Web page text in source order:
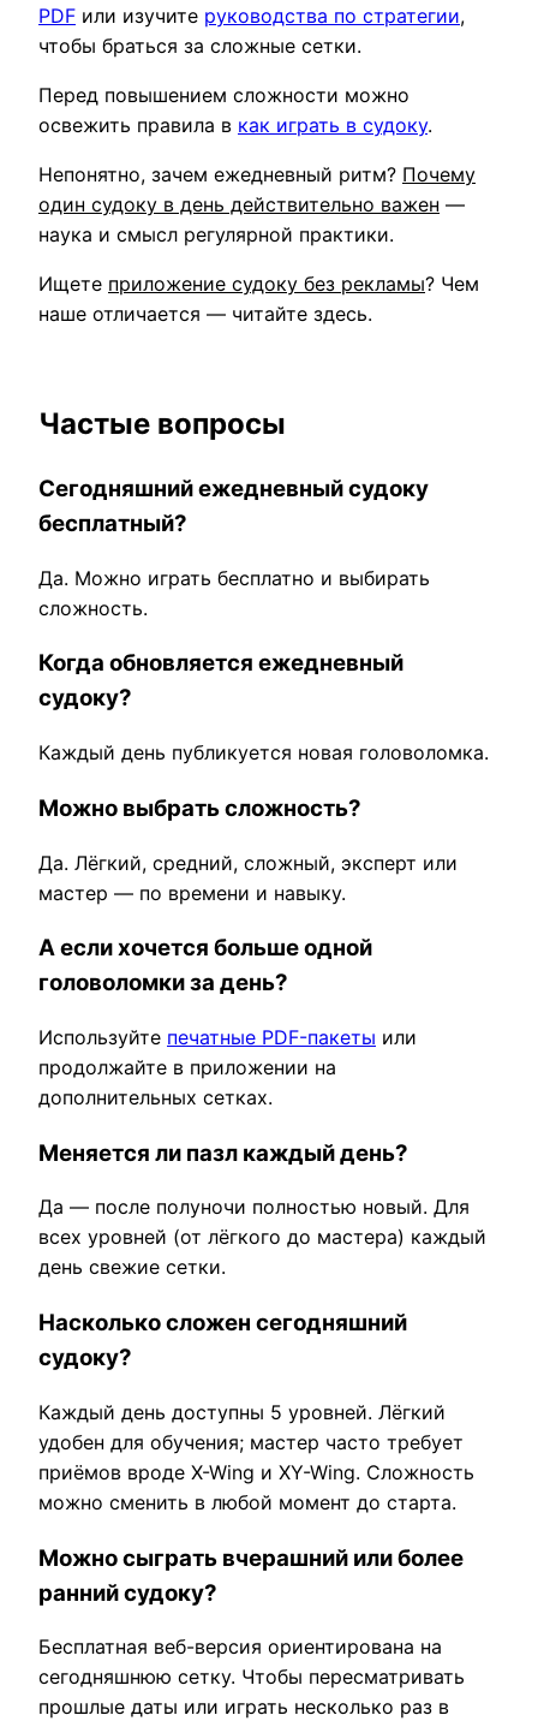
PDF или изучите руководства по стратегии,
чтобы браться за сложные сетки.
Перед повышением сложности можно
освежить правила в как играть в судоку.
Непонятно, зачем ежедневный ритм? Почему
один судоку в день действительно важен —
наука и смысл регулярной практики.
Ищете приложение судоку без рекламы? Чем
наше отличается — читайте здесь.
Частые вопросы
Сегодняшний ежедневный судоку
бесплатный?
Да. Можно играть бесплатно и выбирать
сложность.
Когда обновляется ежедневный
судоку?
Каждый день публикуется новая головоломка.
Можно выбрать сложность?
Да. Лёгкий, средний, сложный, эксперт или
мастер — по времени и навыку.
А если хочется больше одной
головоломки за день?
Используйте печатные PDF-пакеты или
продолжайте в приложении на
дополнительных сетках.
Меняется ли пазл каждый день?
Да — после полуночи полностью новый. Для
всех уровней (от лёгкого до мастера) каждый
день свежие сетки.
Насколько сложен сегодняшний
судоку?
Каждый день доступны 5 уровней. Лёгкий
удобен для обучения; мастер часто требует
приёмов вроде X-Wing и XY-Wing. Сложность
можно сменить в любой момент до старта.
Можно сыграть вчерашний или более
ранний судоку?
Бесплатная веб-версия ориентирована на
сегодняшнюю сетку. Чтобы пересматривать
прошлые даты или играть несколько раз в